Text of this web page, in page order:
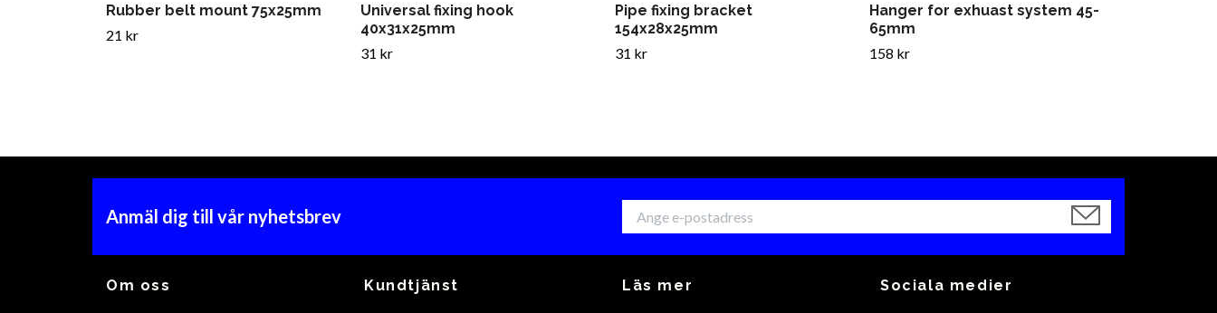
Rubber belt mount 75x25mm
21 kr
Universal fixing hook
40x31x25mm
31 kr
Pipe fixing bracket
154x28x25mm
31 kr
Hanger for exhuast system 45-
65mm
158 kr
Anmäl dig till vår nyhetsbrev
Om oss Kundtjänst Läs mer Sociala medier